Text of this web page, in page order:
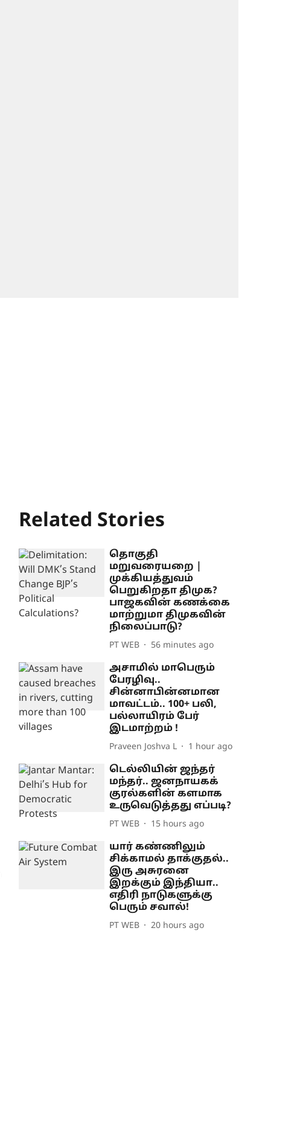
Related Stories
தொகுதி
மறுவரையறை |
முக்கியத்துவம்
பெறுகிறதா திமுக?
பாஜகவின் கணக்கை
மாற்றுமா திமுகவின்
நிலைப்பாடு?
PT WEB 56 minutes ago
அசாமில் மாபெரும்
பேரழிவு..
சின்னாபின்னமான
மாவட்டம்.. 100+ பலி,
பல்லாயிரம் பேர்
இடமாற்றம் !
Praveen Joshva L 1 hour ago
டெல்லியின் ஜந்தர்
மந்தர்.. ஜனநாயகக்
குரல்களின் களமாக
உருவெடுத்தது எப்படி?
PT WEB 15 hours ago
யார் கண்ணிலும்
சிக்காமல் தாக்குதல்..
இரு அசுரனை
இறக்கும் இந்தியா..
எதிரி நாடுகளுக்கு
பெரும் சவால்!
PT WEB 20 hours ago